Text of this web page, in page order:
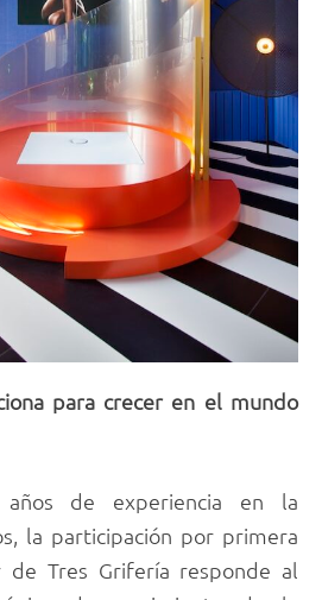
para crecer en el mundo
de experiencia en la
la participación por primera
de Tres Grifería responde al